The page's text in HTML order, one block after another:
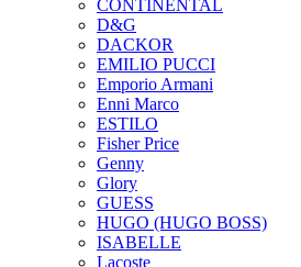
CONTINENTAL
D&G
DACKOR
EMILIO PUCCI
Emporio Armani
Enni Marco
ESTILO
Fisher Price
Genny
Glory
GUESS
HUGO (HUGO BOSS)
ISABELLE
Lacoste